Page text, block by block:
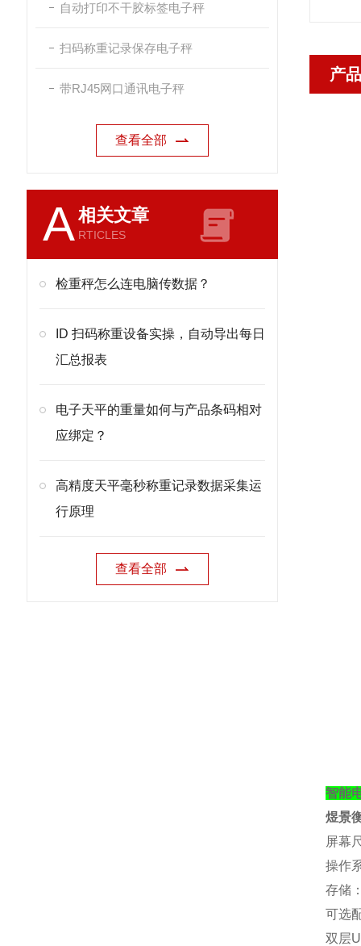
自动打印不干胶标签电子秤
扫码称重记录保存电子秤
带RJ45网口通讯电子秤
查看全部
A相关文章
RTICLES
检重秤怎么连电脑传数据？
ID 扫码称重设备实操，自动导出每日
汇总报表
电子天平的重量如何与产品条码相对
应绑定？
高精度天平毫秒称重记录数据采集运
行原理
查看全部
产
智能
煜景
屏幕
操作
存储
可选
双层